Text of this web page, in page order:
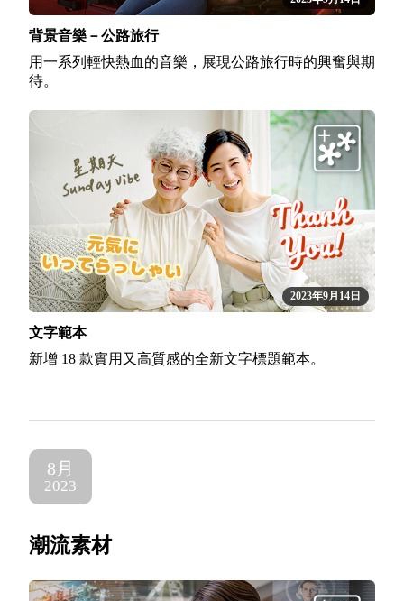
背景音樂－公路旅行
用一系列輕快熱血的音樂，展現公路旅行時的興奮與期
待。
2023年9月14日
文字範本
新增 18 款實用又高質感的全新文字標題範本。
8月
2023
潮流素材